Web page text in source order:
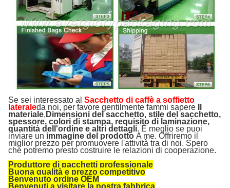
Se sei interessato al Sacchetto di caffè a soffietto
lateraleda noi, per favore gentilmente fammi sapere
materiale, Dimensioni del sacchetto, stile del sacchetto,
spessore, colori di stampa, requisito di laminazione,
quantità dell'ordine e altri dettagli. È meglio se puoi
inviare un immagine del prodotto A me. Offriremo il
miglior prezzo per promuovere l'attività tra di noi. Spero
che potremo presto costruire le relazioni di cooperazione.
Produttore di pacchetti professionale
Buona qualità e prezzo competitivo
Benvenuto ordine OEM